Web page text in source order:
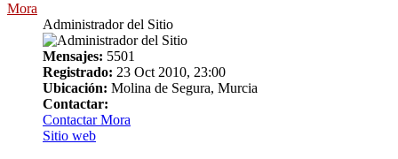
Mora
Administrador del Sitio
Mensajes: 5501
Registrado: 23 Oct 2010, 23:00
Ubicación: Molina de Segura, Murcia
Contactar:
Contactar Mora
Sitio web